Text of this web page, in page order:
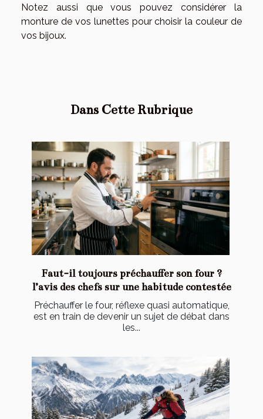
Notez aussi que vous pouvez considérer la
monture de vos lunettes pour choisir la couleur de
vos bijoux.
Dans Cette Rubrique
Faut-il toujours préchauffer son four ?
l’avis des chefs sur une habitude contestée
Préchauffer le four, réflexe quasi automatique,
est en train de devenir un sujet de débat dans
les...